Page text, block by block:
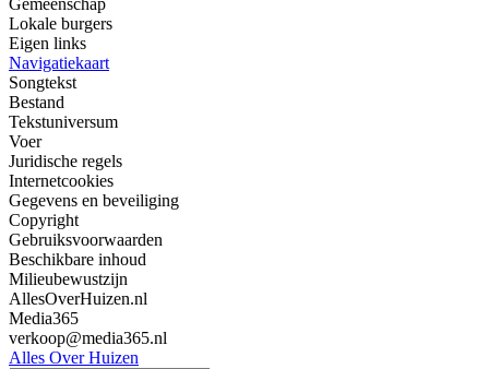
Gemeenschap
Lokale burgers
Eigen links
Navigatiekaart
Songtekst
Bestand
Tekstuniversum
Voer
Juridische regels
Internetcookies
Gegevens en beveiliging
Copyright
Gebruiksvoorwaarden
Beschikbare inhoud
Milieubewustzijn
AllesOverHuizen.nl
Media365
verkoop@media365.nl
Alles Over Huizen